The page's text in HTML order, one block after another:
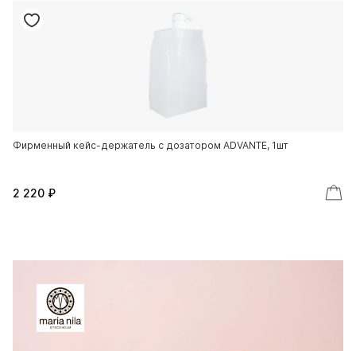
Фирменный кейс-держатель с дозатором ADVANTE, 1шт
2 220 ₽